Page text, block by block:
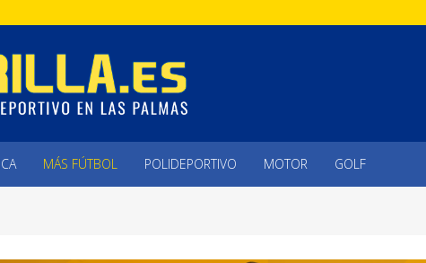
MÁS FÚTBOL POLIDEPORTIVO MOTOR GOLF